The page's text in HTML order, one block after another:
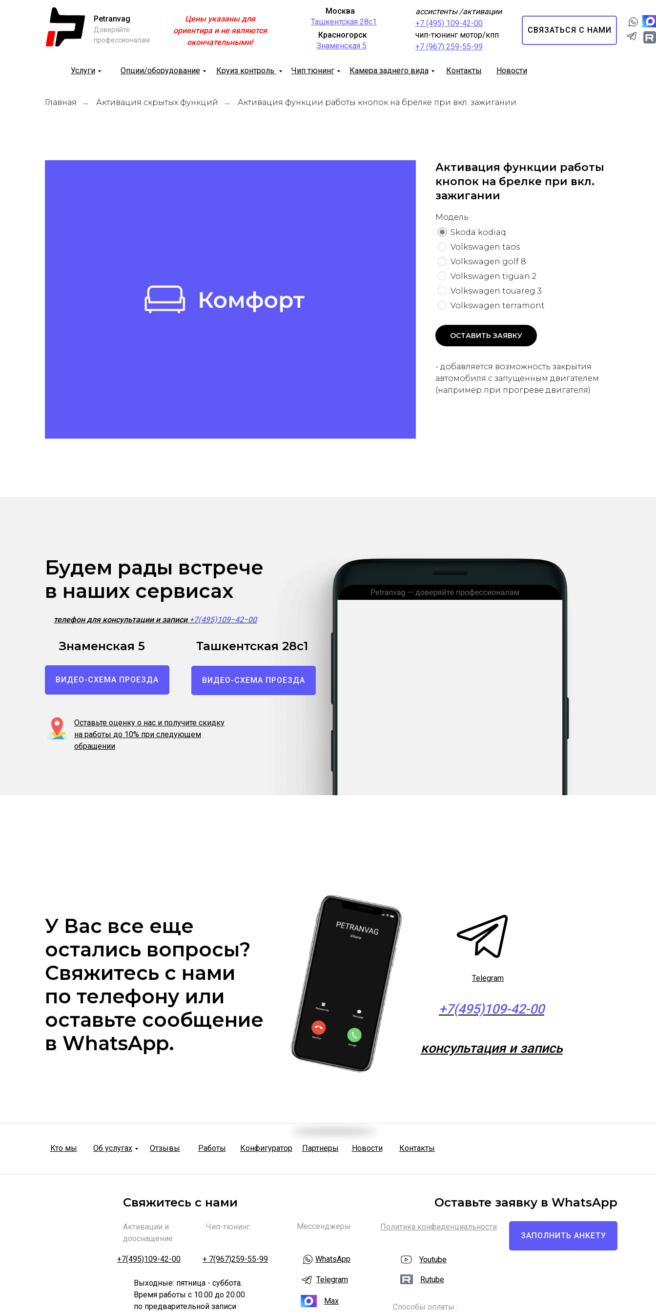
Ташкентская 28с1
Знаменская 5
ассистенты /активации
+7 (495) 109-42-00
чип-тюнинг мотор/кпп
+7 (967) 259-55-99
Москва
Красногорск
Petranvag
Доверяйте
профессионалам
СВЯЗАТЬСЯ С НАМИ
Цены указаны для
ориентира и не являются
окончательными!
Опции/оборудование Круиз контроль Чип тюнинг Камера заднего вида Контакты
Услуги Новости
Главная → Активация скрытых функций → Активация функции работы кнопок на брелке при вкл. зажигании
Активация функции работы
кнопок на брелке при вкл.
зажигании
Модель
Skoda kodiaq
Volkswagen taos
Volkswagen golf 8
Volkswagen tiguan 2
Volkswagen touareg 3
Volkswagen terramont
ОСТАВИТЬ ЗАЯВКУ
- добавляется возможность закрытия
автомобиля с запущенным двигателем
(например при прогреве двигателя)
Будем рады встрече
в наших сервисах
телефон для консультации и записи +7(495)109−42−00
Знаменская 5
ВИДЕО-СХЕМА ПРОЕЗДА
Ташкентская 28с1
ВИДЕО-СХЕМА ПРОЕЗДА
Оставьте оценку о нас и получите скидку
на работы до 10% при следующем
обращении
У Вас все еще
остались вопросы?
Свяжитесь с нами
по телефону или
оставьте сообщение
в WhatsApp.
Кто мы Конфигуратор
Отзывы
Telegram
Об услугах
+7(495)109-42-00
консультация и запись
Работы Партнеры Новости Контакты
Чип-тюнинг Мессенджеры
+ 7(967)259-55-99
Политика конфиденциальности
Активации и
дооснащение
Оставьте заявку в WhatsApp
Свяжитесь с нами
ЗАПОЛНИТЬ АНКЕТУ
WhatsApp
Telegram
Max
Способы оплаты :
+7(495)109-42-00 Youtube
Rutube
Выходные: пятница - суббота.
Время работы с 10.00 до 20.00
по предварительной записи